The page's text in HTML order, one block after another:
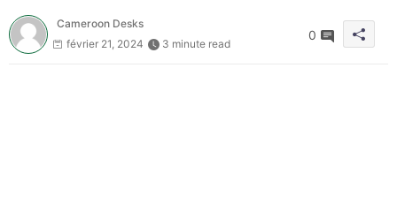
Cameroon Desks
février 21, 2024
3 minute read
0